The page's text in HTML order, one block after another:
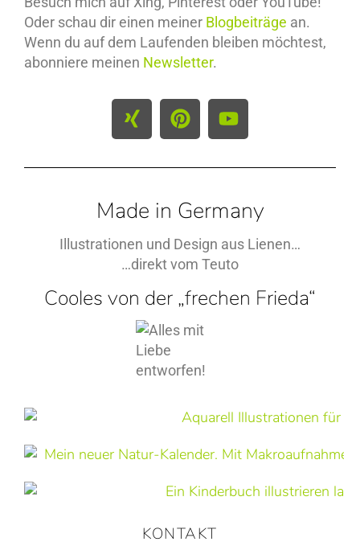
Oder schau dir einen meiner Blogbeiträge an.
Wenn du auf dem Laufenden bleiben möchtest,
abonniere meinen Newsletter.
Made in Germany
Illustrationen und Design aus Lienen…
…direkt vom Teuto
Cooles von der „frechen Frieda“
KONTAKT